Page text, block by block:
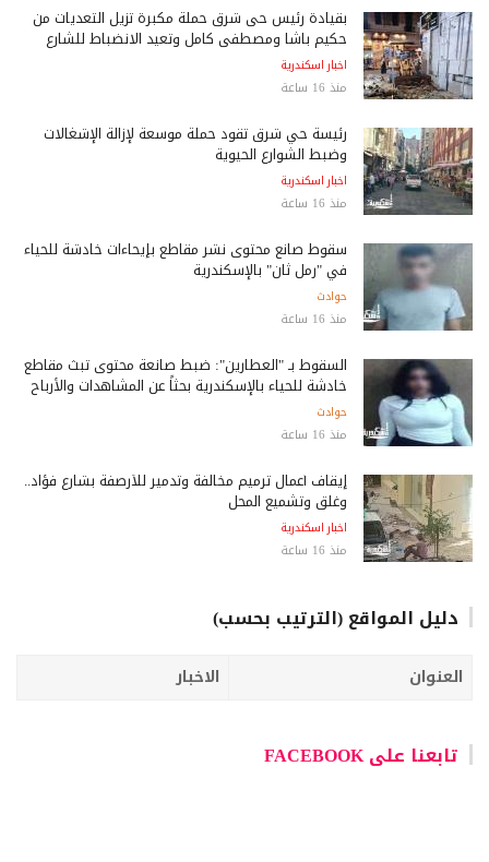
بقيادة رئيس حى شرق حملة مكبرة تزيل التعديات من
حكيم باشا ومصطفى كامل وتعيد الانضباط للشارع
اخبار اسكندرية
منذ 16 ساعة
رئيسة حي شرق تقود حملة موسعة لإزالة الإشغالات
وضبط الشوارع الحيوية
اخبار اسكندرية
منذ 16 ساعة
سقوط صانع محتوى نشر مقاطع بإيحاءات خادشة للحياء
في "رمل ثان" بالإسكندرية
حوادث
منذ 16 ساعة
السقوط بـ "العطارين": ضبط صانعة محتوى تبث مقاطع
خادشة للحياء بالإسكندرية بحثاً عن المشاهدات والأرباح
حوادث
منذ 16 ساعة
إيقاف أعمال ترميم مخالفة وتدمير للأرصفة بشارع فؤاد..
وغلق وتشميع المحل
اخبار اسكندرية
منذ 16 ساعة
دليل المواقع (الترتيب بحسب)
العنوان الاخبار
تابعنا على FACEBOOK